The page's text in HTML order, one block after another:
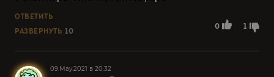
0 1
ОТВЕТИТЬ
РАЗВЕРНУТЬ 10
09.May.2021 в 20:32